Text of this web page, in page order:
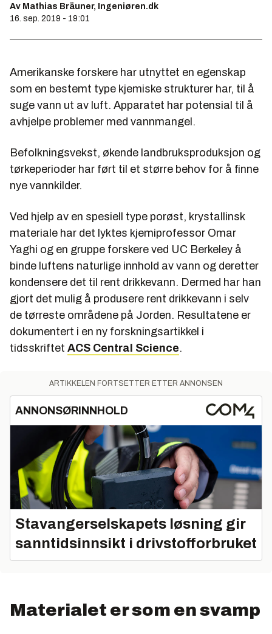
Av Mathias Bräuner, Ingeniøren.dk
16. sep. 2019 - 19:01
Amerikanske forskere har utnyttet en egenskap
som en bestemt type kjemiske strukturer har, til å
suge vann ut av luft. Apparatet har potensial til å
avhjelpe problemer med vannmangel.
Befolkningsvekst, økende landbruksproduksjon og
tørkeperioder har ført til et større behov for å finne
nye vannkilder.
Ved hjelp av en spesiell type porøst, krystallinsk
materiale har det lyktes kjemiprofessor Omar
Yaghi og en gruppe forskere ved UC Berkeley å
binde luftens naturlige innhold av vann og deretter
kondensere det til rent drikkevann. Dermed har han
gjort det mulig å produsere rent drikkevann i selv
de tørreste områdene på Jorden. Resultatene er
dokumentert i en ny forskningsartikkel i
tidsskriftet ACS Central Science.
ARTIKKELEN FORTSETTER ETTER ANNONSEN
ANNONSØRINNHOLD
Stavangerselskapets løsning gir
sanntidsinnsikt i drivstofforbruket
Materialet er som en svamp